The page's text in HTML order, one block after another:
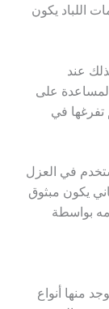
اللباد يكون
عند
على
تفرغها في
في العزل
يكون مبثوق
بواسطة
منها أنواع